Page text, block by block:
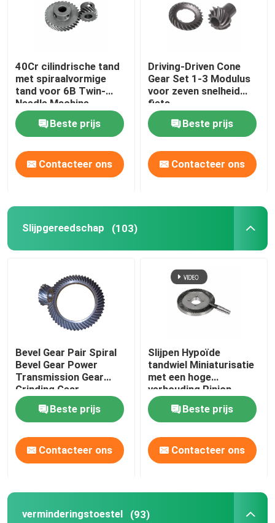
Producten
40Cr cilindrische tand
met spiraalvormige
tand voor 6B Twin-
Needle Machine
Beste prijs
Contacteer ons
Driving-Driven Cone
Gear Set 1-3 Modulus
voor zeven snelheid
fiets
Beste prijs
Contacteer ons
Slijpgereedschap (103)
Bevel Gear Pair Spiral
Bevel Gear Power
Transmission Gear
Grinding Gear
Beste prijs
Contacteer ons
Slijpen Hypoïde
tandwiel Miniaturisatie
met een hoge
verhouding Pinion
Verhard oppervlak
Beste prijs
Contacteer ons
verminderingstoestel (93)